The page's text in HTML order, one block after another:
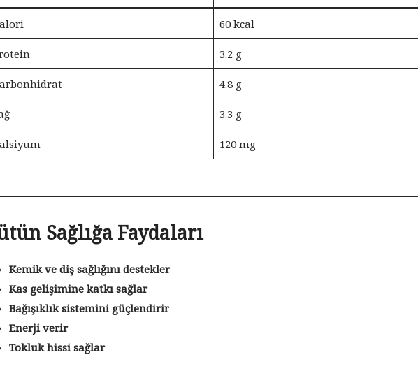
60 kcal
3.2 g
4.8 g
3.3 g
120 mg
Sağlığa Faydaları
Kemik ve diş sağlığını destekler
Kas gelişimine katkı sağlar
Bağışıklık sistemini güçlendirir
Enerji verir
Tokluk hissi sağlar